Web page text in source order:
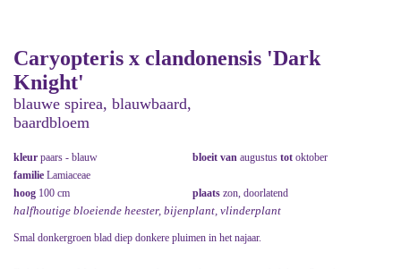
Caryopteris x clandonensis 'Dark
Knight'
blauwe spirea, blauwbaard,
baardbloem
kleur paars - blauw bloeit van augustus tot oktober
familie Lamiaceae
hoog 100 cm plaats zon, doorlatend
halfhoutige bloeiende heester, bijenplant, vlinderplant
Smal donkergroen blad diep donkere pluimen in het najaar.